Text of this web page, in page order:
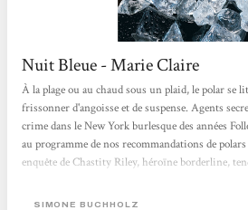
Nuit Bleue - Marie Claire
À la plage ou au chaud sous un plaid, le polar se
frissonner d'angoisse et de suspense. Agents
crime dans le New York burlesque des années
au programme de nos recommandations de
enquête de Chastity Riley, héroïne borderline,
week end, n’importe quoi… une idée
SIMONE BUCHHOLZ